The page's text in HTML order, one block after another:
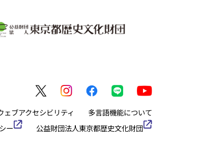
ェブアクセシビリティ
多言語機能について
ー
公益財団法人東京都歴史文化財団